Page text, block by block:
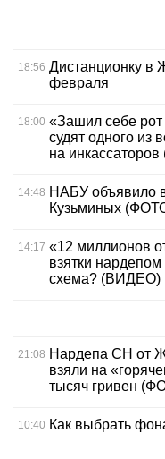
18:56 Дистанционку в
февраля
18:00 «Зашил себе
судят одного из
на
14:48 НАБУ объявило
Кузьминых
14:17 «12 миллионов
взятки
схема? (ВИДЕО)
21:08 Нардепа СН от
взяли на
тысяч гривен
10:40 Как выбрать